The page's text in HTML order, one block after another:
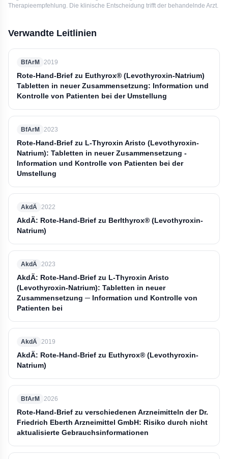
Therapieempfehlung. Die klinische Entscheidung trifft der behandelnde Arzt.
Verwandte Leitlinien
BfArM 2019
Rote-Hand-Brief zu Euthyrox® (Levothyroxin-Natrium)
Tabletten in neuer Zusammensetzung: Information und
Kontrolle von Patienten bei der Umstellung
BfArM 2023
Rote-Hand-Brief zu L-Thyroxin Aristo (Levothyroxin-
Natrium): Tabletten in neuer Zusammensetzung -
Information und Kontrolle von Patienten bei der
Umstellung
AkdÄ 2022
AkdÄ: Rote-Hand-Brief zu Berlthyrox® (Levothyroxin-
Natrium)
AkdÄ 2023
AkdÄ: Rote-Hand-Brief zu L-Thyroxin Aristo
(Levothyroxin-Natrium): Tabletten in neuer
Zusammensetzung ─ Information und Kontrolle von
Patienten bei
AkdÄ 2019
AkdÄ: Rote-Hand-Brief zu Euthyrox® (Levothyroxin-
Natrium)
BfArM 2026
Rote-Hand-Brief zu verschiedenen Arzneimitteln der Dr.
Friedrich Eberth Arzneimittel GmbH: Risiko durch nicht
aktualisierte Gebrauchsinformationen